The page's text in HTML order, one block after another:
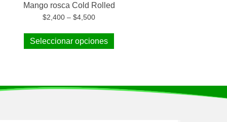
Mango rosca Cold Rolled
$2,400 –$4,500
Seleccionar opciones